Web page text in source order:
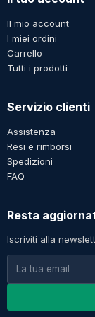
Il mio account
I miei ordini
Carrello
Tutti i prodotti
Servizio clienti
Assistenza
Resi e rimborsi
Spedizioni
FAQ
Resta
Iscriviti alla